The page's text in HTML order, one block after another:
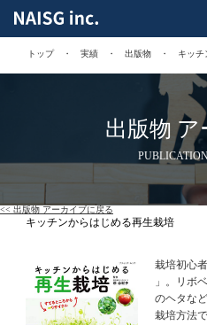
トップ 実績 出版物 キッチ
出版物
<< 出版物 アーカイブに戻る
キッチンからはじめる再生栽培
栽培初心
」。リボ
のヘタな
栽培方法